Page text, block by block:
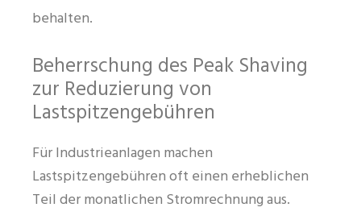
behalten.
Beherrschung des Peak Shaving
zur Reduzierung von
Lastspitzengebühren
Für Industrieanlagen machen
Lastspitzengebühren oft einen erheblichen
Teil der monatlichen Stromrechnung aus.